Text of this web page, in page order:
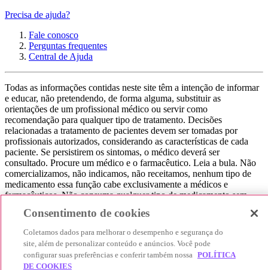
Precisa de ajuda?
Fale conosco
Perguntas frequentes
Central de Ajuda
Todas as informações contidas neste site têm a intenção de informar
e educar, não pretendendo, de forma alguma, substituir as
orientações de um profissional médico ou servir como
recomendação para qualquer tipo de tratamento. Decisões
relacionadas a tratamento de pacientes devem ser tomadas por
profissionais autorizados, considerando as características de cada
paciente. Se persistirem os sintomas, o médico deverá ser
consultado. Procure um médico e o farmacêutico. Leia a bula. Não
comercializamos, não indicamos, não receitamos, nenhum tipo de
medicamento essa função cabe exclusivamente a médicos e
farmacêuticos. Não consuma qualquer tipo de medicamento sem
não realizamos a venda de medicamentos, apenas contribuímos para
que você encontre o preço mais barato, comparando os preços de
produtos farmacêuticos. Contribuímos e damos auxílio para que sua
experiência seja bem-sucedida, mas a finalização da compra
acontece nos sites das nossas lojas parceiras.
Consentimento de cookies
Coletamos dados para melhorar o desempenho e segurança do
site, além de personalizar conteúdo e anúncios. Você pode
configurar suas preferências e conferir também nossa POLÍTICA
DE COOKIES